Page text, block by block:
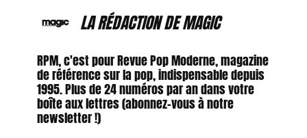
LA RÉDACTION DE MAGIC
RPM, c'est pour Revue Pop Moderne, magazine
de référence sur la pop, indispensable depuis
1995. Plus de 24 numéros par an dans votre
boîte aux lettres (abonnez-vous à notre
newsletter !)